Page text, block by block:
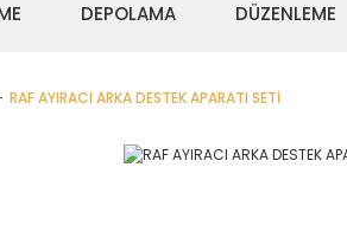
DEPOLAMA DÜZENLEME
RAF AYIRACI ARKA DESTEK APARATI SETİ